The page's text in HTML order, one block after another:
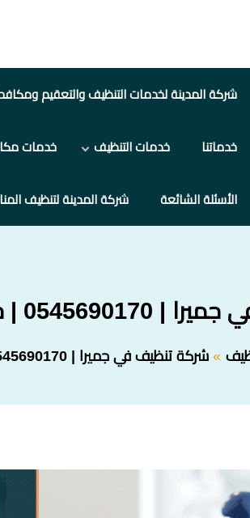
شركة المدينة لخدمات التنظيف والتعقيم
خدماتنا خدمات التنظيف خدمات
الأسئلة الشائعة شركة المدينة لتنظيف
| خصم 20%! 2026
شركة تنظيف في جميرا | 0545690170 | خصم 20%! 2026